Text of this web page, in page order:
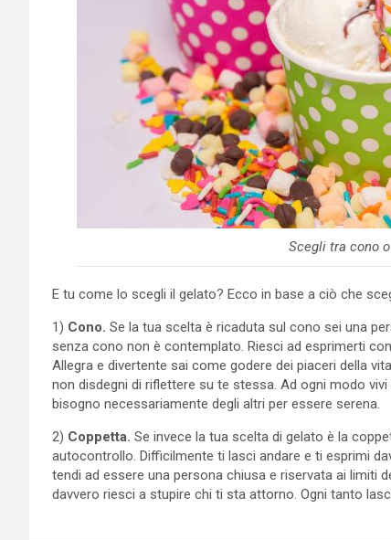
Scegli tra cono
E tu come lo scegli il gelato? Ecco in base a ciò che
1) Cono. Se la tua scelta è ricaduta sul cono sei una
senza cono non è contemplato. Riesci ad esprimerti
Allegra e divertente sai come godere dei piaceri della
non disdegni di riflettere su te stessa. Ad ogni modo
bisogno necessariamente degli altri per essere serena.
2) Coppetta. Se invece la tua scelta di gelato è la
autocontrollo. Difficilmente ti lasci andare e ti esprimi
tendi ad essere una persona chiusa e riservata ai limiti
davvero riesci a stupire chi ti sta attorno. Ogni tanto